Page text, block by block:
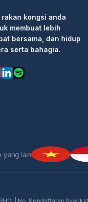
kongsi anda
membuat lebih
bersama, dan hidup
serta bahagia.
yang lain